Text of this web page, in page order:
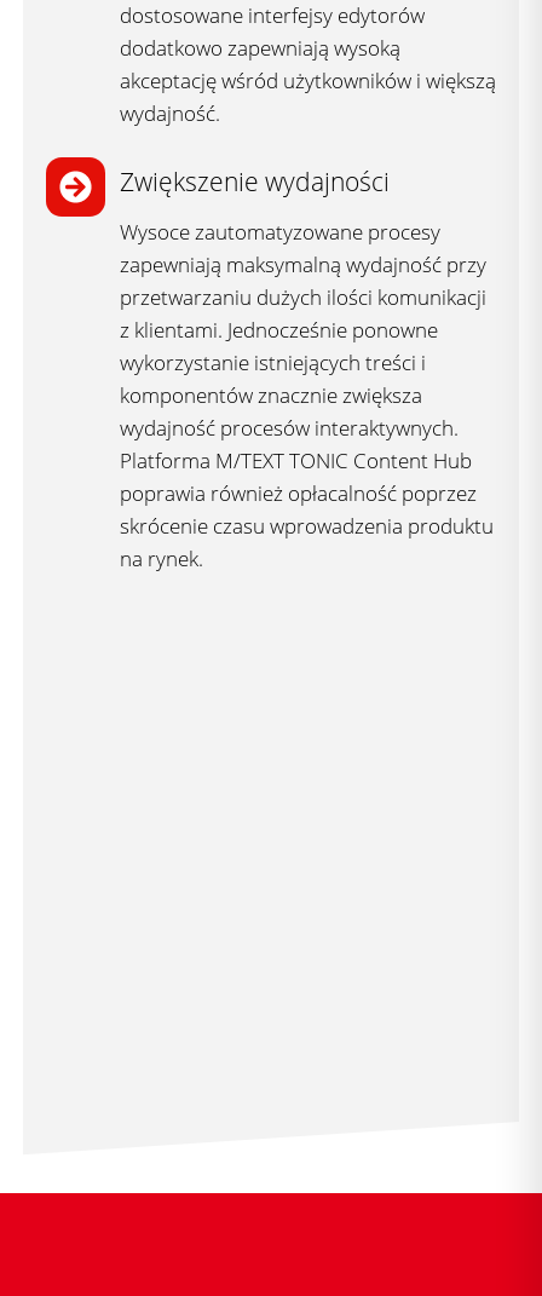
dostosowane interfejsy edytorów
dodatkowo zapewniają wysoką
akceptację wśród użytkowników i większą
wydajność.
Zwiększenie wydajności
Wysoce zautomatyzowane procesy
zapewniają maksymalną wydajność przy
przetwarzaniu dużych ilości komunikacji
z klientami. Jednocześnie ponowne
wykorzystanie istniejących treści i
komponentów znacznie zwiększa
wydajność procesów interaktywnych.
Platforma M/TEXT TONIC Content Hub
poprawia również opłacalność poprzez
skrócenie czasu wprowadzenia produktu
na rynek.